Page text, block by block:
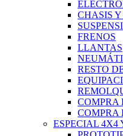
CHASIS
FRENOS
LLANTAS
RESTO
COMPRA
COMPRA
ESPECIAL 4X4